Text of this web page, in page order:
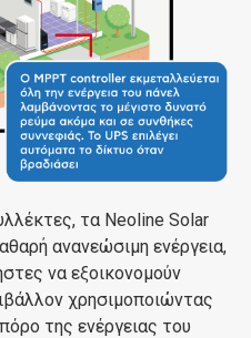
τα Neoline Solar
ανανεώσιμη ενέργεια,
να εξοικονομούν
χρησιμοποιώντας
της ενέργειας του